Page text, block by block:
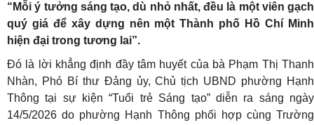
“Mỗi ý tưởng sáng tạo, dù nhỏ nhất, đều là một viên gạch
quý giá để xây dựng nên một Thành phố Hồ Chí Minh
hiện đại trong tương lai”.
Đó là lời khẳng định đầy tâm huyết của bà Phạm Thị Thanh
Nhàn, Phó Bí thư Đảng ủy, Chủ tịch UBND phường Hạnh
Thông tại sự kiện “Tuổi trẻ Sáng tạo” diễn ra sáng ngày
14/5/2026 do phường Hạnh Thông phối hợp cùng Trường